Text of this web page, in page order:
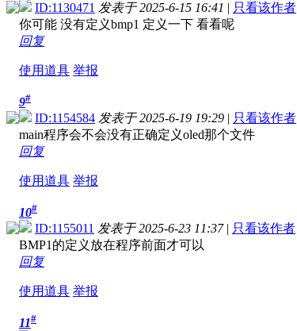
ID:1130471 发表于 2025-6-15 16:41 | 只看该作者
你可能 没有定义bmp1 定义一下 看看呢
回复
使用道具 举报
9#
ID:1154584 发表于 2025-6-19 19:29 | 只看该作者
main程序会不会没有正确定义oled那个文件
回复
使用道具 举报
10#
ID:1155011 发表于 2025-6-23 11:37 | 只看该作者
BMP1的定义放在程序前面才可以
回复
使用道具 举报
11#